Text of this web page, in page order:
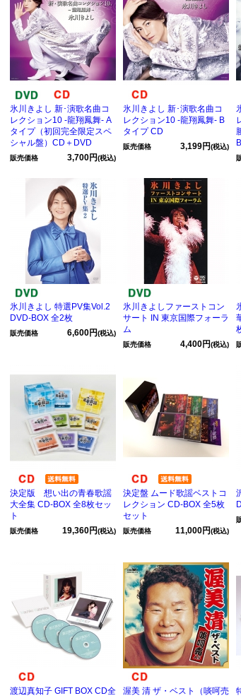
氷川きよし 新･演歌名曲コ
レクション10 -龍翔鳳舞- A
タイプ（初回完全限定スペ
シャル盤）CD＋DVD
販売価格 3,700円(税込)
氷川きよし 新･演歌名曲コ
レクション10 -龍翔鳳舞- B
タイプ CD
販売価格 3,199円(税込)
氷川きよし 特選PV集Vol.2
DVD-BOX 全2枚
販売価格 6,600円(税込)
氷川きよしファーストコン
サート IN 東京国際フォーラ
ム
販売価格 4,400円(税込)
決定版 想い出の青春歌謡
大全集 CD-BOX 全8枚セッ
ト
販売価格 19,360円(税込)
決定盤 ムード歌謡ベストコ
レクション CD-BOX 全5枚
セット
販売価格 11,000円(税込)
渡辺真知子 GIFT BOX CD全
渥美 清 ザ・ベスト（啖呵売